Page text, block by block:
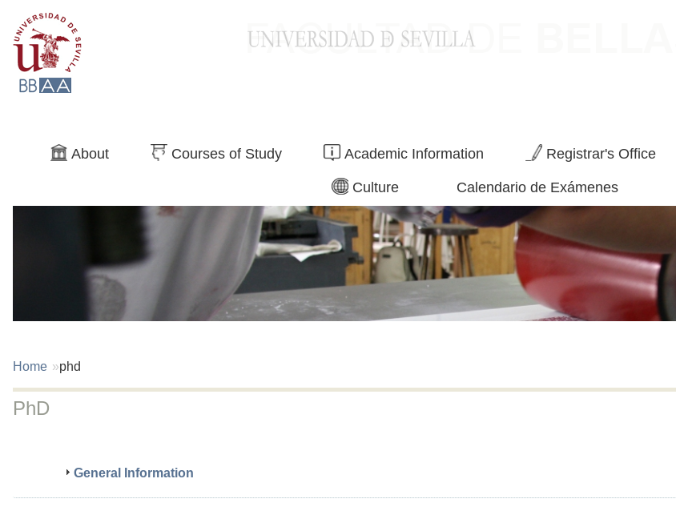
SearchAbout Courses of Study Academic Information Registrar's Office
Culture
Calendario de Exámenes
You
here:
Home phd
PhD
General Information